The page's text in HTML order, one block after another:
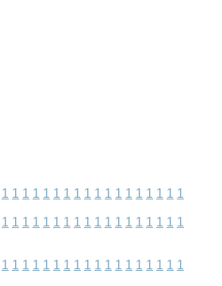
1 1 1 1 1 1 1 1 1 1 1 1 1 1 1 1 1 1
1 1 1 1 1 1 1 1 1 1 1 1 1 1 1 1 1 1
1 1 1 1 1 1 1 1 1 1 1 1 1 1 1 1 1 1